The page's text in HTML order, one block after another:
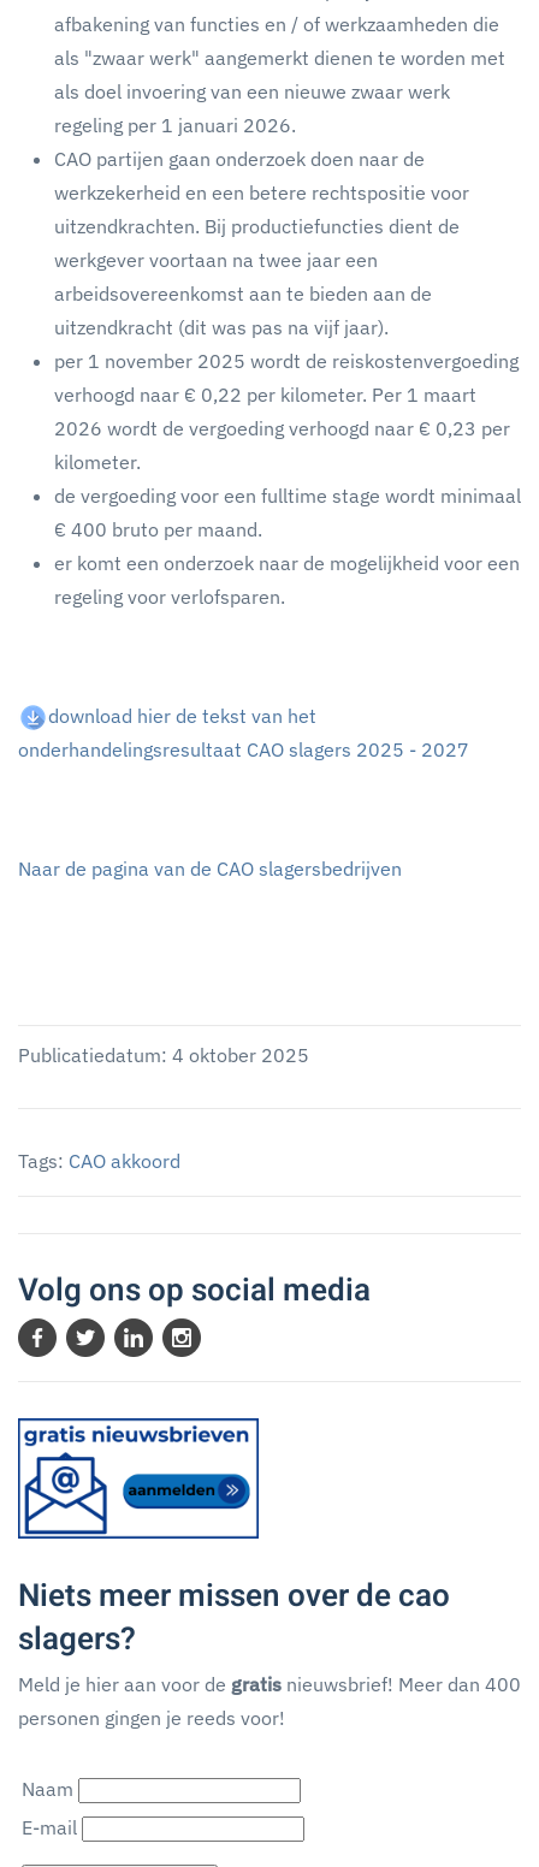
afbakening van functies en / of werkzaamheden die
als "zwaar werk" aangemerkt dienen te worden met
als doel invoering van een nieuwe zwaar werk
regeling per 1 januari 2026.
CAO partijen gaan onderzoek doen naar de
werkzekerheid en een betere rechtspositie voor
uitzendkrachten. Bij productiefuncties dient de
werkgever voortaan na twee jaar een
arbeidsovereenkomst aan te bieden aan de
uitzendkracht (dit was pas na vijf jaar).
per 1 november 2025 wordt de reiskostenvergoeding
verhoogd naar € 0,22 per kilometer. Per 1 maart
2026 wordt de vergoeding verhoogd naar € 0,23 per
kilometer.
de vergoeding voor een fulltime stage wordt minimaal
€ 400 bruto per maand.
er komt een onderzoek naar de mogelijkheid voor een
regeling voor verlofsparen.
download hier de tekst van het
onderhandelingsresultaat CAO slagers 2025 - 2027
Naar de pagina van de CAO slagersbedrijven
Publicatiedatum: 4 oktober 2025
Tags: CAO akkoord
Volg ons op social media
Niets meer missen over de cao
slagers?
Meld je hier aan voor de gratis nieuwsbrief! Meer dan 400
personen gingen je reeds voor!
Naam
E-mail